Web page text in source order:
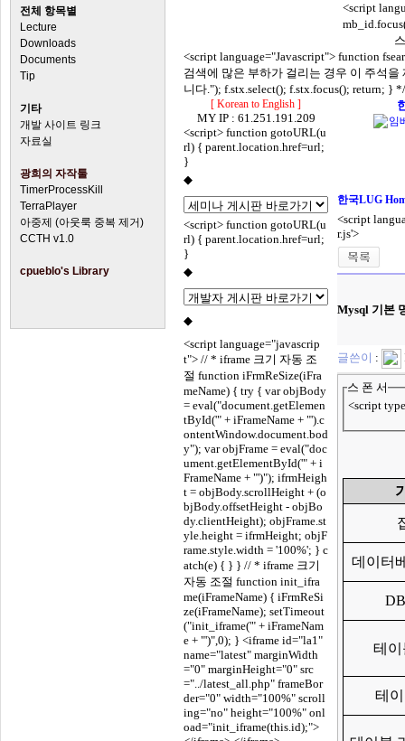
전체 항목별
Lecture
Downloads
Documents
Tip
기타
개발 사이트 링크
자료실
광희의 자작툴
TimerProcessKill
TerraPlayer
아중제 (아웃룩 중복 제거)
CCTH v1.0
cpueblo's Library
<script
<script language="Javascript"> function
검색에 많은 부하가 걸리는 경우 이 주석을
니다."); f.stx.select(); f.stx.focus(); return; }
[ Korean to English ]
MY IP : 61.251.191.209
<script> function gotoURL(u
rl) { parent.location.href=url;
}
◆
<script> function gotoURL(u
rl) { parent.location.href=url;
}
◆
◆
<script language="javascrip
t"> // * iframe 크기 자동 조
절 function iFrmReSize(iFra
meName) { try { var objBody
= eval("document.getElemen
tById('" + iFrameName + "').c
ontentWindow.document.bod
y"); var objFrame = eval("doc
ument.getElementById('" + i
FrameName + "')"); ifrmHeigh
t = objBody.scrollHeight + (o
bjBody.offsetHeight - objBo
dy.clientHeight); objFrame.st
yle.height = ifrmHeight; objF
rame.style.width = '100%'; } c
atch(e) { } } // * iframe 크기
자동 조절 function init_ifra
me(iFrameName) { iFrmReSi
ze(iFrameName); setTimeout
("init_iframe('" + iFrameNam
e + "')",0); } <iframe id="la1"
name="latest" marginWidth
="0" marginHeight="0" src
="../latest_all.php" frameBor
der="0" width="100%" scroll
ing="no" height="100%" onl
oad="init_iframe(this.id);">
한국LUG
<script
r.js'>
Mysql 기본
글쓴이 :
스 폰 서
<script
데이터
테
테